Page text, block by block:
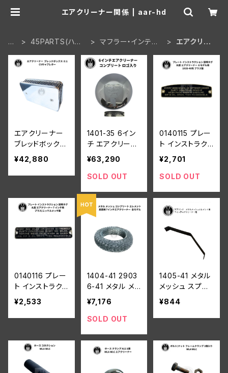
エアクリーナー関係 | aar-hd
H
M
45PARTS(ハー
マフラー・インテー
エアクリー
エアクリーナー
ブレッドボックス
ミニ CVキャブレ
¥42,880
1401-35 6イン
チ エアクリーナ
ー コンプリート
ハーレーロゴ入
り リンカート用
ドソン
¥63,290
SOLD OUT
0140115 プレー
ト インストラク
ション 説明タグ
丸型 エアクリー
ナー 6インチ モ
ダビッドソン 193
5-40年 ブラス
製
¥2,701
SOLD OUT
0140116 プレー
ト インストラク
ション 説明タグ
丸型 エアクリー
ナー 7 インチ用
ドソン ブラス/ニ
ッケルメッキ製
¥2,533
1404-41 2903
6-41 メタル メッ
シュ コンプリー
ト エレメント 民
間用 7インチ エ
ーレーダビッドソ
ン 全モデル
¥7,176
SOLD OUT
1405-41 メタル
メッシュ スプリ
ング 7インチ エ
全車
¥844